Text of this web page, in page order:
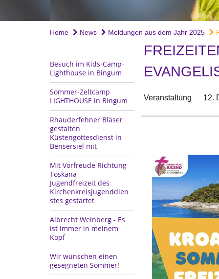
Home News Meldungen aus dem Jahr 2025
Besuch im Kids-Camp-
Lighthouse in Bingum
Sommer-Zeltcamp
LIGHTHOUSE in Bingum
Rhauderfehner Bläser
gestalten
Küstengottesdienst in
Bensersiel mit
Mit Vorfreude Richtung
Toskana –
Jugendfreizeit des
Kirchenkreisjugenddien
stes gestartet
Albrecht Weinberg - Es
ist immer in meinem
Kopf
Wir wünschen einen
gesegneten Sommer!
Veranstaltung 12.